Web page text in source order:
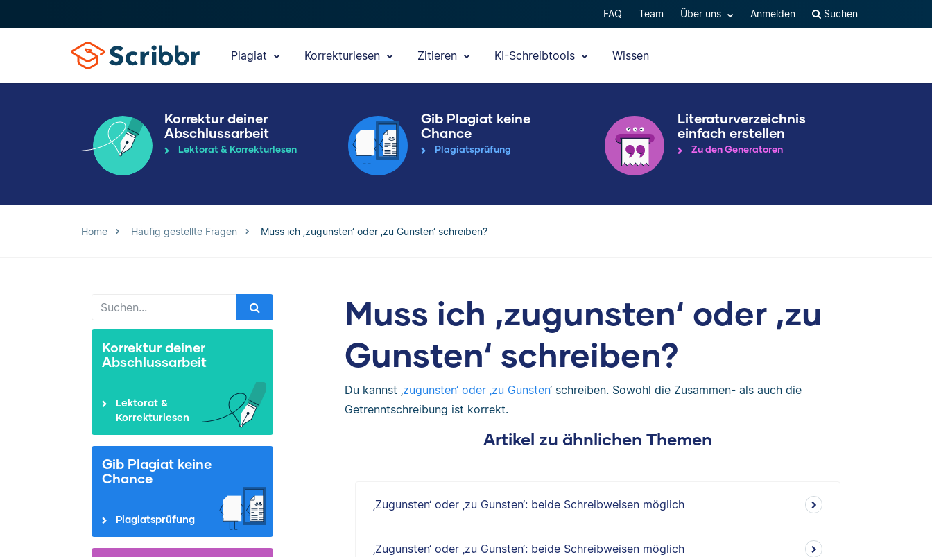
FAQ Team Über uns Anmelden Suchen
Plagiat Korrekturlesen Zitieren KI-Schreibtools Wissen
Korrektur deiner
Abschlussarbeit
Lektorat & Korrekturlesen
Gib Plagiat keine
Chance
Plagiatsprüfung
Literaturverzeichnis
einfach erstellen
Zu den Generatoren
Home Häufig gestellte Fragen Muss ich ‚zugunsten‘ oder ‚zu Gunsten‘ schreiben?
Korrektur deiner
Abschlussarbeit
Lektorat &
Korrekturlesen
Gib Plagiat keine
Chance
Plagiatsprüfung
Muss ich ‚zugunsten‘ oder ‚zu
Gunsten‘ schreiben?
Du kannst ‚zugunsten‘ oder ‚zu Gunsten‘ schreiben. Sowohl die Zusammen- als auch die
Getrenntschreibung ist korrekt.
Artikel zu ähnlichen Themen
‚Zugunsten‘ oder ‚zu Gunsten‘: beide Schreibweisen möglich
‚Zugunsten‘ oder ‚zu Gunsten‘: beide Schreibweisen möglich